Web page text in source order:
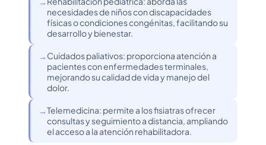
necesidades de niños con discapacidades
físicas o condiciones congénitas, facilitando su
desarrollo y bienestar.
Cuidados paliativos: proporciona atención a
pacientes con enfermedades terminales,
mejorando su calidad de vida y manejo del
dolor.
Telemedicina: permite a los fisiatras ofrecer
consultas y seguimiento a distancia, ampliando
el acceso a la atención rehabilitadora.